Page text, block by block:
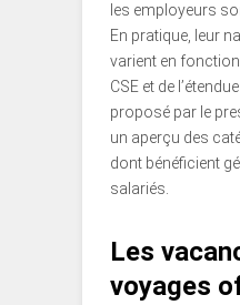
les employeurs
En pratique, leur
varient en
CSE et de
proposé par le
un aperçu des
dont bénéficient
salariés.
Les
voyages